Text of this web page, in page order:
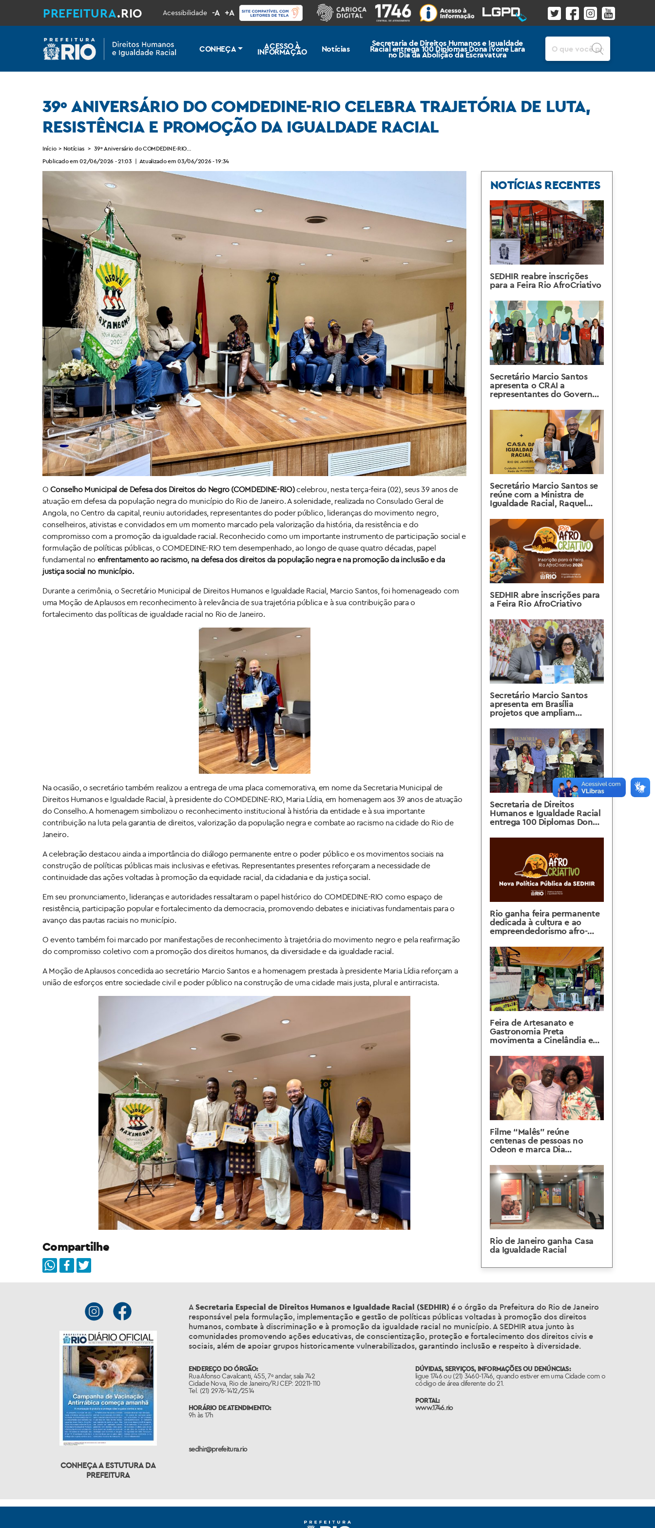
PREFEITURA.RIO Acessibilidade -A +A
CONHEÇA ACESSO À
INFORMAÇÃO Notícias
Secretaria de Direitos Humanos e Igualdade
Racial entrega 100 Diplomas Dona Ivone Lara
no Dia da Abolição da Escravatura
39º ANIVERSÁRIO DO COMDEDINE-RIO CELEBRA TRAJETÓRIA DE LUTA,
RESISTÊNCIA E PROMOÇÃO DA IGUALDADE RACIAL
Início > Notícias > 39º Aniversário do COMDEDINE-RIO celebra trajetória de luta, resistência e promoção da Igualdade Racial
Publicado em 02/06/2026 - 21:03 | Atualizado em 03/06/2026 - 19:34
OConselho Municipal de Defesa dos Direitos do Negro (COMDEDINE-RIO)celebrou, nesta terça-feira (02), seus 39 anos de
atuação em defesa da população negra do município do Rio de Janeiro. A solenidade, realizada no Consulado Geral de
Angola, no Centro da capital, reuniu autoridades, representantes do poder público, lideranças do movimento negro,
conselheiros, ativistas e convidados em um momento marcado pela valorização da história, da resistência e do
compromisso com a promoção da igualdade racial. Reconhecido como um importante instrumento de participação social e
formulação de políticas públicas, o COMDEDINE-RIO tem desempenhado, ao longo de quase quatro décadas, papel
fundamental no enfrentamento ao racismo, na defesa dos direitos da população negra e na promoção da inclusão e da
justiça social no município.
Durante a cerimônia, o Secretário Municipal de Direitos Humanos e Igualdade Racial, Marcio Santos, foi homenageado com
uma Moção de Aplausos em reconhecimento à relevância de sua trajetória pública e à sua contribuição para o
fortalecimento das políticas de igualdade racial no Rio de Janeiro.
Na ocasião, o secretário também realizou a entrega de uma placa comemorativa, em nome da Secretaria Municipal de
Direitos Humanos e Igualdade Racial, à presidente do COMDEDINE-RIO, Maria Lídia, em homenagem aos 39 anos de atuação
do Conselho. A homenagem simbolizou o reconhecimento institucional à história da entidade e à sua importante
contribuição na luta pela garantia de direitos, valorização da população negra e combate ao racismo na cidade do Rio de
Janeiro.
A celebração destacou ainda a importância do diálogo permanente entre o poder público e os movimentos sociais na
construção de políticas públicas mais inclusivas e efetivas. Representantes presentes reforçaram a necessidade de
continuidade das ações voltadas à promoção da equidade racial, da cidadania e da justiça social.
Em seu pronunciamento, lideranças e autoridades ressaltaram o papel histórico do COMDEDINE-RIO como espaço de
resistência, participação popular e fortalecimento da democracia, promovendo debates e iniciativas fundamentais para o
avanço das pautas raciais no município.
O evento também foi marcado por manifestações de reconhecimento à trajetória do movimento negro e pela reafirmação
do compromisso coletivo com a promoção dos direitos humanos, da diversidade e da igualdade racial.
A Moção de Aplausos concedida ao secretário Marcio Santos e a homenagem prestada à presidente Maria Lídia reforçam a
união de esforços entre sociedade civil e poder público na construção de uma cidade mais justa, plural e antirracista.
Compartilhe
NOTÍCIAS RECENTES
SEDHIR reabre inscrições
para a Feira Rio AfroCriativo
Secretário Marcio Santos
apresenta o CRAI a
representantes do Governo
parcerias
Secretário Marcio Santos se
reúne com a Ministra de
Igualdade Racial, Raquel
SEDHIR abre inscrições para
a Feira Rio AfroCriativo
Secretário Marcio Santos
apresenta em Brasília
projetos que ampliam
para a população carioca
Secretaria de Direitos
Humanos e Igualdade Racial
entrega 100 Diplomas Dona
Abolição da Escravatura
Rio ganha feira permanente
dedicada à cultura e ao
empreendedorismo afro-
Feira de Artesanato e
Gastronomia Preta
movimenta a Cinelândia e
empreendedorismo negro
Filme “Malês” reúne
centenas de pessoas no
Odeon e marca Dia
Eliminação da Discriminação
Racial
Rio de Janeiro ganha Casa
da Igualdade Racial
CONHEÇA A ESTUTURA DA
PREFEITURA
A Secretaria Especial de Direitos Humanos e Igualdade Racial (SEDHIR) é o órgão da Prefeitura do Rio de Janeiro
responsável pela formulação, implementação e gestão de políticas públicas voltadas à promoção dos direitos
humanos, combate à discriminação e à promoção da igualdade racial no município. A SEDHIR atua junto às
comunidades promovendo ações educativas, de conscientização, proteção e fortalecimento dos direitos civis e
sociais, além de apoiar grupos historicamente vulnerabilizados, garantindo inclusão e respeito à diversidade.
ENDEREÇO DO ÓRGÃO:
Rua Afonso Cavalcanti, 455, 7º andar, sala 742
Cidade Nova, Rio de Janeiro/RJ CEP: 20211-110
Tel. (21) 2976-1412/2514
HORÁRIO DE ATENDIMENTO:
9h às 17h
sedhir@prefeitura.rio
DÚVIDAS, SERVIÇOS, INFORMAÇÕES OU DENÚNCIAS:
ligue 1746 ou (21) 3460-1746, quando estiver em uma Cidade com o
código de área diferente do 21.
PORTAL:
www.1746.rio